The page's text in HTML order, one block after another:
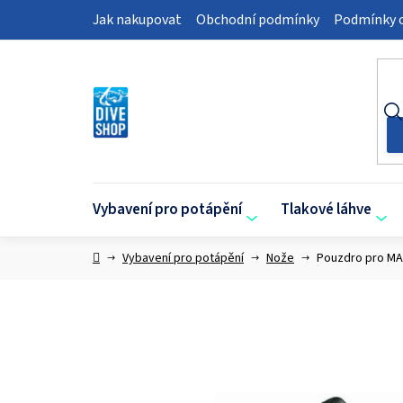
Jak nakupovat Obchodní podmínky Podmínky
Vybavení pro potápění Tlakové láhve
DomůVybavení pro potápění Nože Pouzdro pro